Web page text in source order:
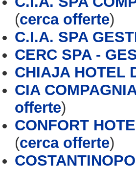
(cerca offerte)
C.I.A. SPA
CERC SPA -
CHIAJA HOTEL
CIA
offerte)
CONFORT
(cerca offerte)